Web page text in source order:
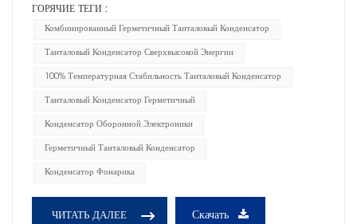
ГОРЯЧИЕ ТЕГИ :
Комбинированный Герметичный Танталовый Конденсатор
Танталовый Конденсатор Сверхвысокой Энергии
100% Температурная Стабильность Танталовый Конденсатор
Танталовый Конденсатор Герметичный
Конденсатор Оборонной Электроники
Герметичный Танталовый Конденсатор
Конденсатор Фонарика
ЧИТАТЬ ДАЛЕЕ Скачать